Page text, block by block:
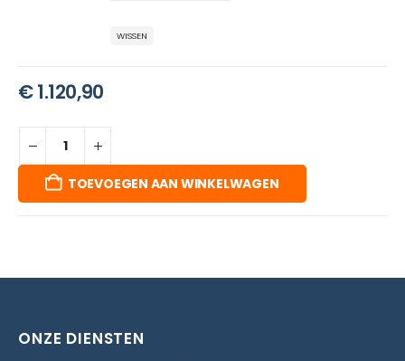
WISSEN
€1.120,90
TOEVOEGEN AAN WINKELWAGEN
ONZE DIENSTEN